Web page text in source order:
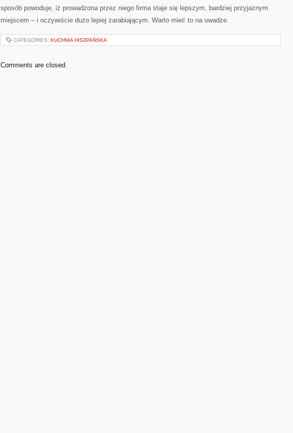
sposób powoduje, iż prowadzona przez niego firma staje się lepszym, bardziej przyjaznym
miejscem – i oczywiście dużo lepiej zarabiającym. Warto mieć to na uwadze.
CATEGORIES: KUCHNIA HISZPAŃSKA
Comments are closed.